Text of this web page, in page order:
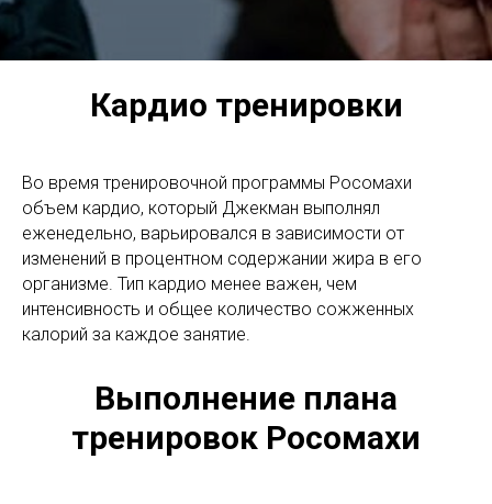
Кардио тренировки
Во время тренировочной программы Росомахи
объем кардио, который Джекман выполнял
еженедельно, варьировался в зависимости от
изменений в процентном содержании жира в его
организме. Тип кардио менее важен, чем
интенсивность и общее количество сожженных
калорий за каждое занятие.
Выполнение плана
тренировок Росомахи